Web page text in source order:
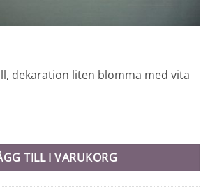
dekaration liten blomma med vita
TILL I VARUKORG